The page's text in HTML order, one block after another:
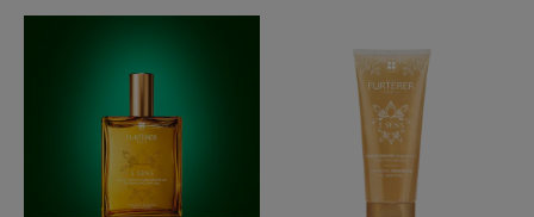
Sublimador
para
Cabelo
e
Corpo
de
Duche
Sublimador